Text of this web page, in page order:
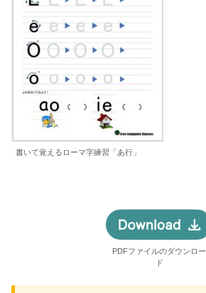
書いて覚えるローマ字練習「あ行」
PDFファイルのダウンロー
ド